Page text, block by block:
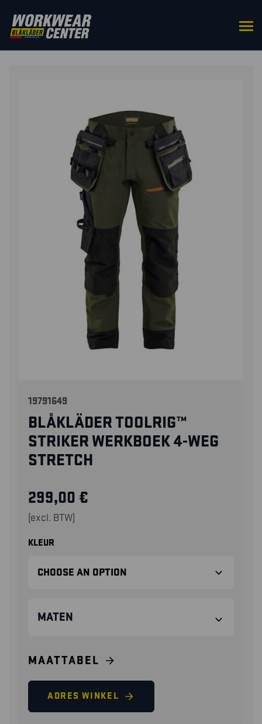
HOME/BROEKEN/
19791649
BLÅKLÄDER TOOLRIG™
STRIKER WERKBOEK 4-WEG
STRETCH
299,00 €
(excl. BTW)
KLEUR
MATEN
MAATTABEL
ADRES WINKEL